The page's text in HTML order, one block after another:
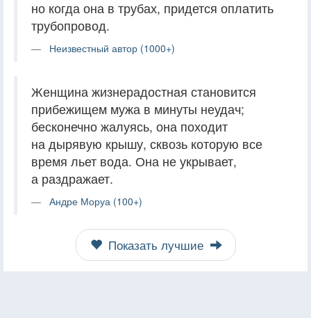
но когда она в трубах, придется оплатить
трубопровод.
Неизвестный автор (1000+)
Женщина жизнерадостная становится
прибежищем мужа в минуты неудач;
бесконечно жалуясь, она походит
на дырявую крышу, сквозь которую все
время льет вода. Она не укрывает,
а раздражает.
Андре Моруа (100+)
Показать лучшие